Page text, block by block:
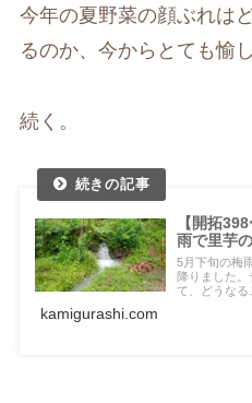
今年の夏野菜の顔ぶれは
るのか、今からとても愉
続く。
【開拓
雨で里芋
5月下旬の梅
降りました
て、どうなる
kamigurashi.com